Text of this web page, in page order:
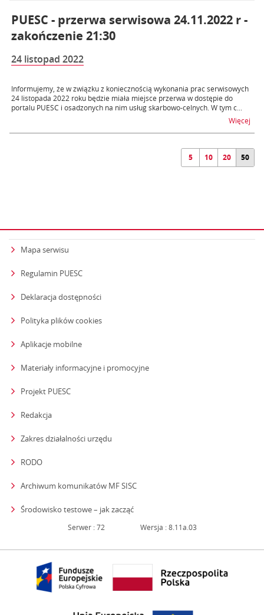
PUESC - przerwa serwisowa 24.11.2022 r -
zakończenie 21:30
24 listopad 2022
Informujemy, że w związku z koniecznością wykonania prac serwisowych
24 listopada 2022 roku będzie miała miejsce przerwa w dostępie do
portalu PUESC i osadzonych na nim usług skarbowo-celnych. W tym c...
Więcej
5 10 20 50
Mapa serwisu
Regulamin PUESC
Deklaracja dostępności
Polityka plików cookies
Aplikacje mobilne
Materiały informacyjne i promocyjne
Projekt PUESC
Redakcja
Zakres działalności urzędu
RODO
Archiwum komunikatów MF SISC
Środowisko testowe – jak zacząćstrona otwiera się w nowym oknie
Serwer : 72 Wersja : 8.11a.03